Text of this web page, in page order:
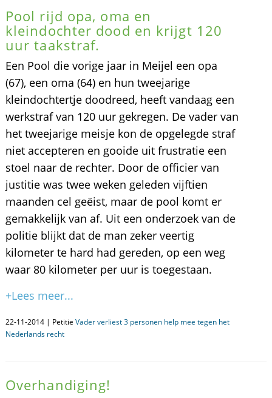
Pool rijd opa, oma en
kleindochter dood en krijgt 120
uur taakstraf.
Een Pool die vorige jaar in Meijel een opa
(67), een oma (64) en hun tweejarige
kleindochtertje doodreed, heeft vandaag een
werkstraf van 120 uur gekregen. De vader van
het tweejarige meisje kon de opgelegde straf
niet accepteren en gooide uit frustratie een
stoel naar de rechter. Door de officier van
justitie was twee weken geleden vijftien
maanden cel geëist, maar de pool komt er
gemakkelijk van af. Uit een onderzoek van de
politie blijkt dat de man zeker veertig
kilometer te hard had gereden, op een weg
waar 80 kilometer per uur is toegestaan.
+Lees meer...
22-11-2014 | Petitie Vader verliest 3 personen help mee tegen het
Nederlands recht
Overhandiging!